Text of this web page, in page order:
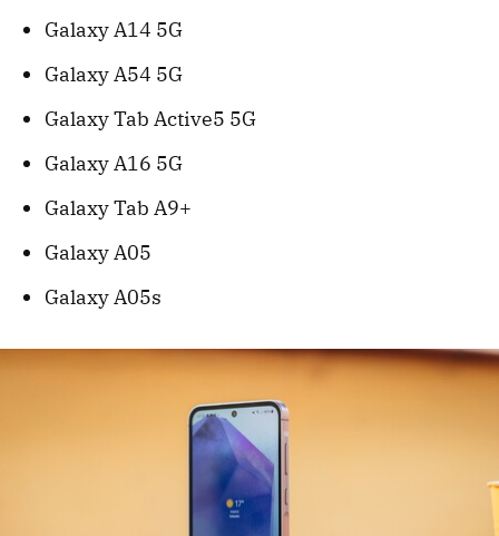
Galaxy A14 5G
Galaxy A54 5G
Galaxy Tab Active5 5G
Galaxy A16 5G
Galaxy Tab A9+
Galaxy A05
Galaxy A05s